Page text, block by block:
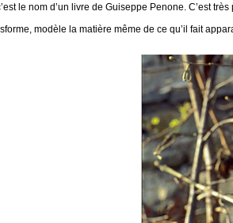
le nom d’un livre de Guiseppe Penone. C’est
modèle la matière même de ce qu’il fait